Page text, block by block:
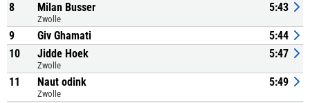
8 Milan Busser
Zwolle
5:43
9 Giv Ghamati
5:44
10
Jidde Hoek
Zwolle
5:47
11 Naut odink
Zwolle
5:49